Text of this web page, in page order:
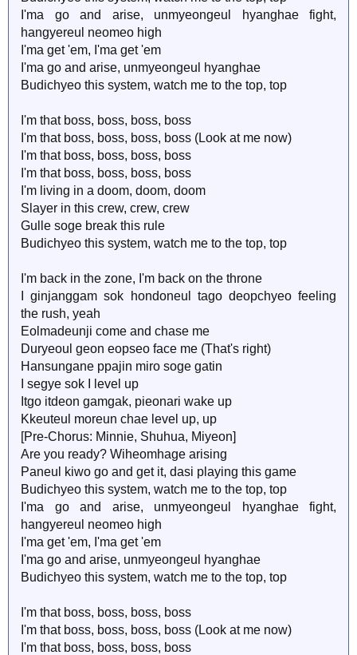
I'ma go and arise, unmyeongeul hyanghae fight,
hangyereul neomeo high
I'ma get 'em, I'ma get 'em
I'ma go and arise, unmyeongeul hyanghae
Budichyeo this system, watch me to the top, top
I'm that boss, boss, boss, boss
I'm that boss, boss, boss, boss (Look at me now)
I'm that boss, boss, boss, boss
I'm that boss, boss, boss, boss
I'm living in a doom, doom, doom
Slayer in this crew, crew, crew
Gulle soge break this rule
Budichyeo this system, watch me to the top, top
I'm back in the zone, I'm back on the throne
I ginjanggam sok hondoneul tago deopchyeo feeling
the rush, yeah
Eolmadeunji come and chase me
Duryeoul geon eopseo face me (That's right)
Hansungane ppajin miro soge gatin
I segye sok I level up
Itgo itdeon gamgak, pieonari wake up
Kkeuteul moreun chae level up, up
[Pre-Chorus: Minnie, Shuhua, Miyeon]
Are you ready? Wiheomhage arising
Paneul kiwo go and get it, dasi playing this game
Budichyeo this system, watch me to the top, top
I'ma go and arise, unmyeongeul hyanghae fight,
hangyereul neomeo high
I'ma get 'em, I'ma get 'em
I'ma go and arise, unmyeongeul hyanghae
Budichyeo this system, watch me to the top, top
I'm that boss, boss, boss, boss
I'm that boss, boss, boss, boss (Look at me now)
I'm that boss, boss, boss, boss